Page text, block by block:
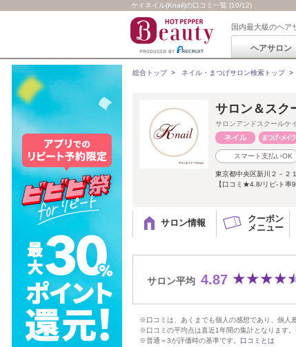
ケイネイル(Knail)の口コミ一覧 (10/12)
国内最大級のヘア
ヘアサロン
総合トップ> ネイル・まつげサロン検索トップ>
サロン＆ス
サロンアンドスクールケ
スマート支払いOK
東京都中央区新川２－２
【口コミ★4.8/リピ-ト率
サロン情報
クーポン
メニュー
サロン平均 4.87
※口コミは、あくまでも個人の感想であり、個人
※口コミの平均点は直近1年間の集計となります。
※普通＝3が評価時の基準です。 口コミとは